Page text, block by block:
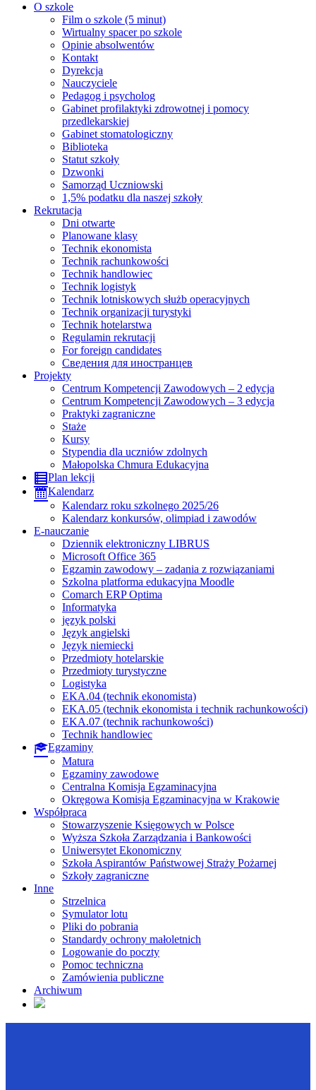
O szkole
Film o szkole (5 minut)
Wirtualny spacer po szkole
Opinie absolwentów
Kontakt
Dyrekcja
Nauczyciele
Pedagog i psycholog
Gabinet profilaktyki zdrowotnej i pomocy
przedlekarskiej
Gabinet stomatologiczny
Biblioteka
Statut szkoły
Dzwonki
Samorząd Uczniowski
1,5% podatku dla naszej szkoły
Rekrutacja
Dni otwarte
Planowane klasy
Technik ekonomista
Technik rachunkowości
Technik handlowiec
Technik logistyk
Technik lotniskowych służb operacyjnych
Technik organizacji turystyki
Technik hotelarstwa
Regulamin rekrutacji
For foreign candidates
Сведения для иностранцев
Projekty
Centrum Kompetencji Zawodowych – 2 edycja
Centrum Kompetencji Zawodowych – 3 edycja
Praktyki zagraniczne
Staże
Kursy
Stypendia dla uczniów zdolnych
Małopolska Chmura Edukacyjna
Plan lekcji
Kalendarz
Kalendarz roku szkolnego 2025/26
Kalendarz konkursów, olimpiad i zawodów
E-nauczanie
Dziennik elektroniczny LIBRUS
Microsoft Office 365
Egzamin zawodowy – zadania z rozwiązaniami
Szkolna platforma edukacyjna Moodle
Comarch ERP Optima
Informatyka
język polski
Język angielski
Język niemiecki
Przedmioty hotelarskie
Przedmioty turystyczne
Logistyka
EKA.04 (technik ekonomista)
EKA.05 (technik ekonomista i technik rachunkowości)
EKA.07 (technik rachunkowości)
Technik handlowiec
Egzaminy
Matura
Egzaminy zawodowe
Centralna Komisja Egzaminacyjna
Okręgowa Komisja Egzaminacyjna w Krakowie
Współpraca
Stowarzyszenie Księgowych w Polsce
Wyższa Szkoła Zarządzania i Bankowości
Uniwersytet Ekonomiczny
Szkoła Aspirantów Państwowej Straży Pożarnej
Szkoły zagraniczne
Inne
Strzelnica
Symulator lotu
Pliki do pobrania
Standardy ochrony małoletnich
Logowanie do poczty
Pomoc techniczna
Zamówienia publiczne
Archiwum